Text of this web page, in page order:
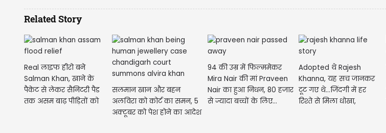
Related Story
Real लाइफ हीरो बने
Salman Khan, खाने के
पैकेट से लेकर सैनिटरी पैड
तक असम बाढ़ पीड़ितों को
सलमान खान और बहन
अलविरा को कोर्ट का समन, 5
अक्टूबर को पेश होने का आदेश
94 की उम्र में फिल्ममेकर
Mira Nair की मां Praveen
Nair का हुआ निधन, 80 हजार
से ज्यादा बच्चों के लिए...
Adopted थे Rajesh
Khanna, यह सच जानकर
टूट गए थे...जिंदगी में हर
रिश्ते से मिला धोखा,